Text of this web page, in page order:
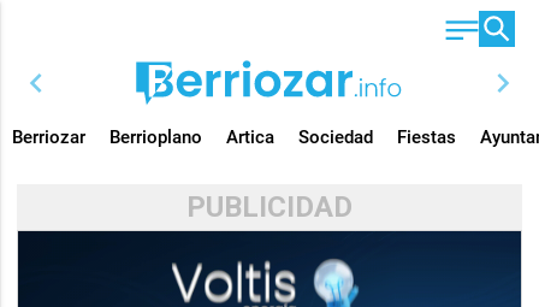
chevron_left chevron_right
Berriozar Berrioplano Artica Sociedad Fiestas
PUBLICIDAD